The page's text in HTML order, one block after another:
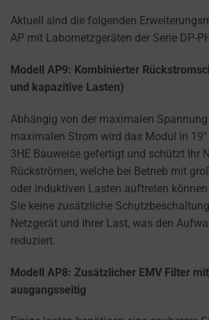
Aktuell sind die folgenden
AP mit Labornetzgeräten der Serie DP-
Modell AP9: Kombinierter
und kapazitive Lasten)
Abhängig von der maximalen
maximalen Strom wird das Modul in
3HE Bauweise gefertigt und schützt Ihr
Rückströmen, welche bei Betrieb mit
oder induktiven Lasten auftreten
Sie keine zusätzliche
Netzgerät und Ihrer Last, was den
reduziert.
Modell AP8: Zusätzlicher EMV Filter
ausgangsseitig
your
information
shared.
also
explains
how
you
can
manage
preferences.